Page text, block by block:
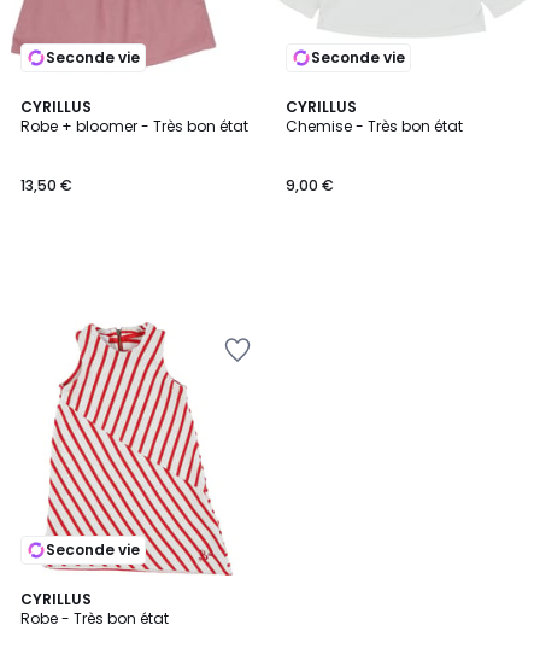
Seconde vie
CYRILLUS
Robe + bloomer - Très bon état
13,50 €
Seconde vie
CYRILLUS
Chemise - Très bon état
9,00 €
Seconde vie
CYRILLUS
Robe - Très bon état